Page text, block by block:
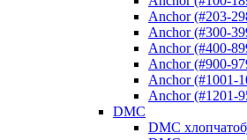
Anchor (#203-
Anchor (#300-
Anchor (#400-
Anchor (#900-
Anchor (#1001-
Anchor (#1201-
DMC
DMC